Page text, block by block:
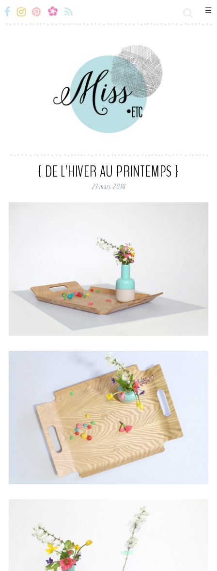
☰
Miss- Miss- Miss-
Flux
RSS
{ DE L’HIVER AU PRINTEMPS }
23 mars 2014